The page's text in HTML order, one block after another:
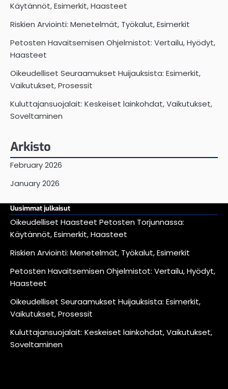
Käytännöt, Esimerkit, Haasteet
Riskien Arviointi: Menetelmät, Työkalut, Esimerkit
Petosten Havaitsemisen Ohjelmistot: Vertailu, Hyödyt,
Haasteet
Oikeudelliset Seuraamukset Huijauksista: Esimerkit,
Vaikutukset, Prosessit
Kuluttajansuojalait: Keskeiset lainkohdat, Vaikutukset,
Soveltaminen
Arkisto
February 2026
January 2026
Uusimmat julkaisut
Oikeudelliset Haasteet Petosten Torjunnassa:
Käytännöt, Esimerkit, Haasteet
Riskien Arviointi: Menetelmät, Työkalut, Esimerkit
Petosten Havaitsemisen Ohjelmistot: Vertailu, Hyödyt,
Haasteet
Oikeudelliset Seuraamukset Huijauksista: Esimerkit,
Vaikutukset, Prosessit
Kuluttajansuojalait: Keskeiset lainkohdat, Vaikutukset,
Soveltaminen